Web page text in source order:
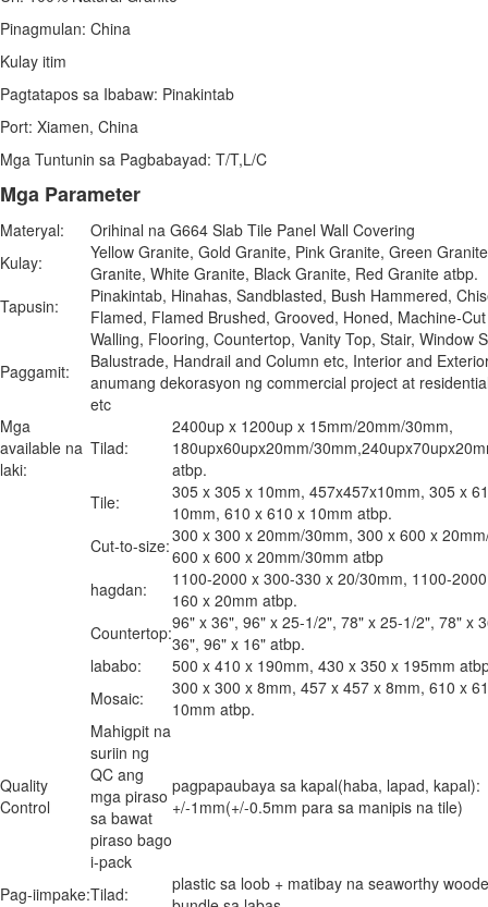
Pinagmulan: China
Kulay itim
Pagtatapos sa Ibabaw: Pinakintab
Port: Xiamen, China
Mga Tuntunin sa Pagbabayad: T/T,L/C
Mga Parameter
Materyal:
Orihinal na G664 Slab Tile Panel Wall Covering
Kulay:
Yellow Granite, Gold Granite, Pink Granite, Green
Granite, White Granite, Black Granite, Red Granite atbp.
Tapusin:
Pinakintab, Hinahas, Sandblasted, Bush Hammered,
Flamed, Flamed Brushed, Grooved, Honed, Machine-
Paggamit:
Walling, Flooring, Countertop, Vanity Top, Stair, Window
Balustrade, Handrail and Column etc, Interior and
anumang dekorasyon ng commercial project at
etc
Mga
available na
laki:
Tilad:
2400up x 1200up x 15mm/20mm/30mm,
180upx60upx20mm/
atbp.
Tile:
305 x 305 x 10mm, 457x457x10mm, 305 x
10mm, 610 x 610 x 10mm atbp.
Cut-to-size:300 x 300 x 20mm/30mm, 300 x 600 x
600 x 600 x 20mm/30mm atbp
hagdan:
1100-2000 x 300-330 x 20/30mm, 1100-
160 x 20mm atbp.
Countertop:96" x 36", 96" x 25-1/2", 78" x 25-1/2", 78" x
36", 96" x 16" atbp.
lababo:
500 x 410 x 190mm, 430 x 350 x 195mm
Mosaic:
300 x 300 x 8mm, 457 x 457 x 8mm, 610 x
10mm atbp.
Quality
Control
Mahigpit na
suriin ng
QC ang
mga piraso
sa bawat
piraso bago
i-pack
pagpapaubaya sa kapal(haba, lapad, kapal):
+/-1mm(+/-0.5mm para sa manipis na tile)
Pag-iimpake:Tilad:
plastic sa loob + matibay na seaworthy